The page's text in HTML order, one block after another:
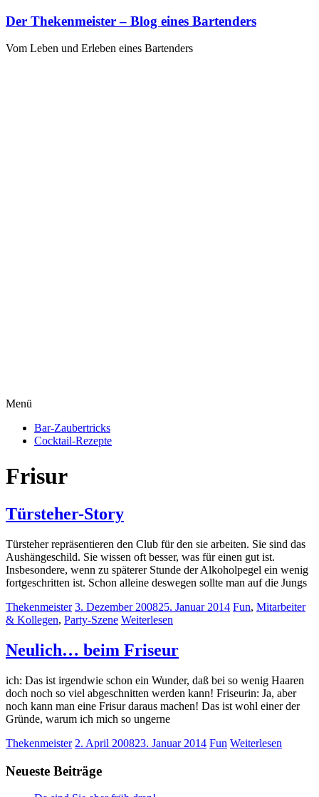
Zum
springen
Der Thekenmeister – Blog eines Bartenders
Vom Leben und Erleben eines Bartenders
Menü
Bar-Zaubertricks
Cocktail-Rezepte
Frisur
Türsteher-Story
Türsteher repräsentieren den Club für den sie arbeiten. Sie sind das
Aushängeschild. Sie wissen oft besser, was für einen gut ist.
Insbesondere, wenn zu späterer Stunde der Alkoholpegel ein wenig
fortgeschritten ist. Schon alleine deswegen sollte man auf die Jungs
Thekenmeister 3. Dezember 200825. Januar 2014 Fun, Mitarbeiter
& Kollegen, Party-Szene Weiterlesen
Neulich… beim Friseur
ich: Das ist irgendwie schon ein Wunder, daß bei so wenig Haaren
doch noch so viel abgeschnitten werden kann! Friseurin: Ja, aber
noch kann man eine Frisur daraus machen! Das ist wohl einer der
Gründe, warum ich mich so ungerne
Thekenmeister 2. April 200823. Januar 2014 Fun Weiterlesen
Neueste Beiträge